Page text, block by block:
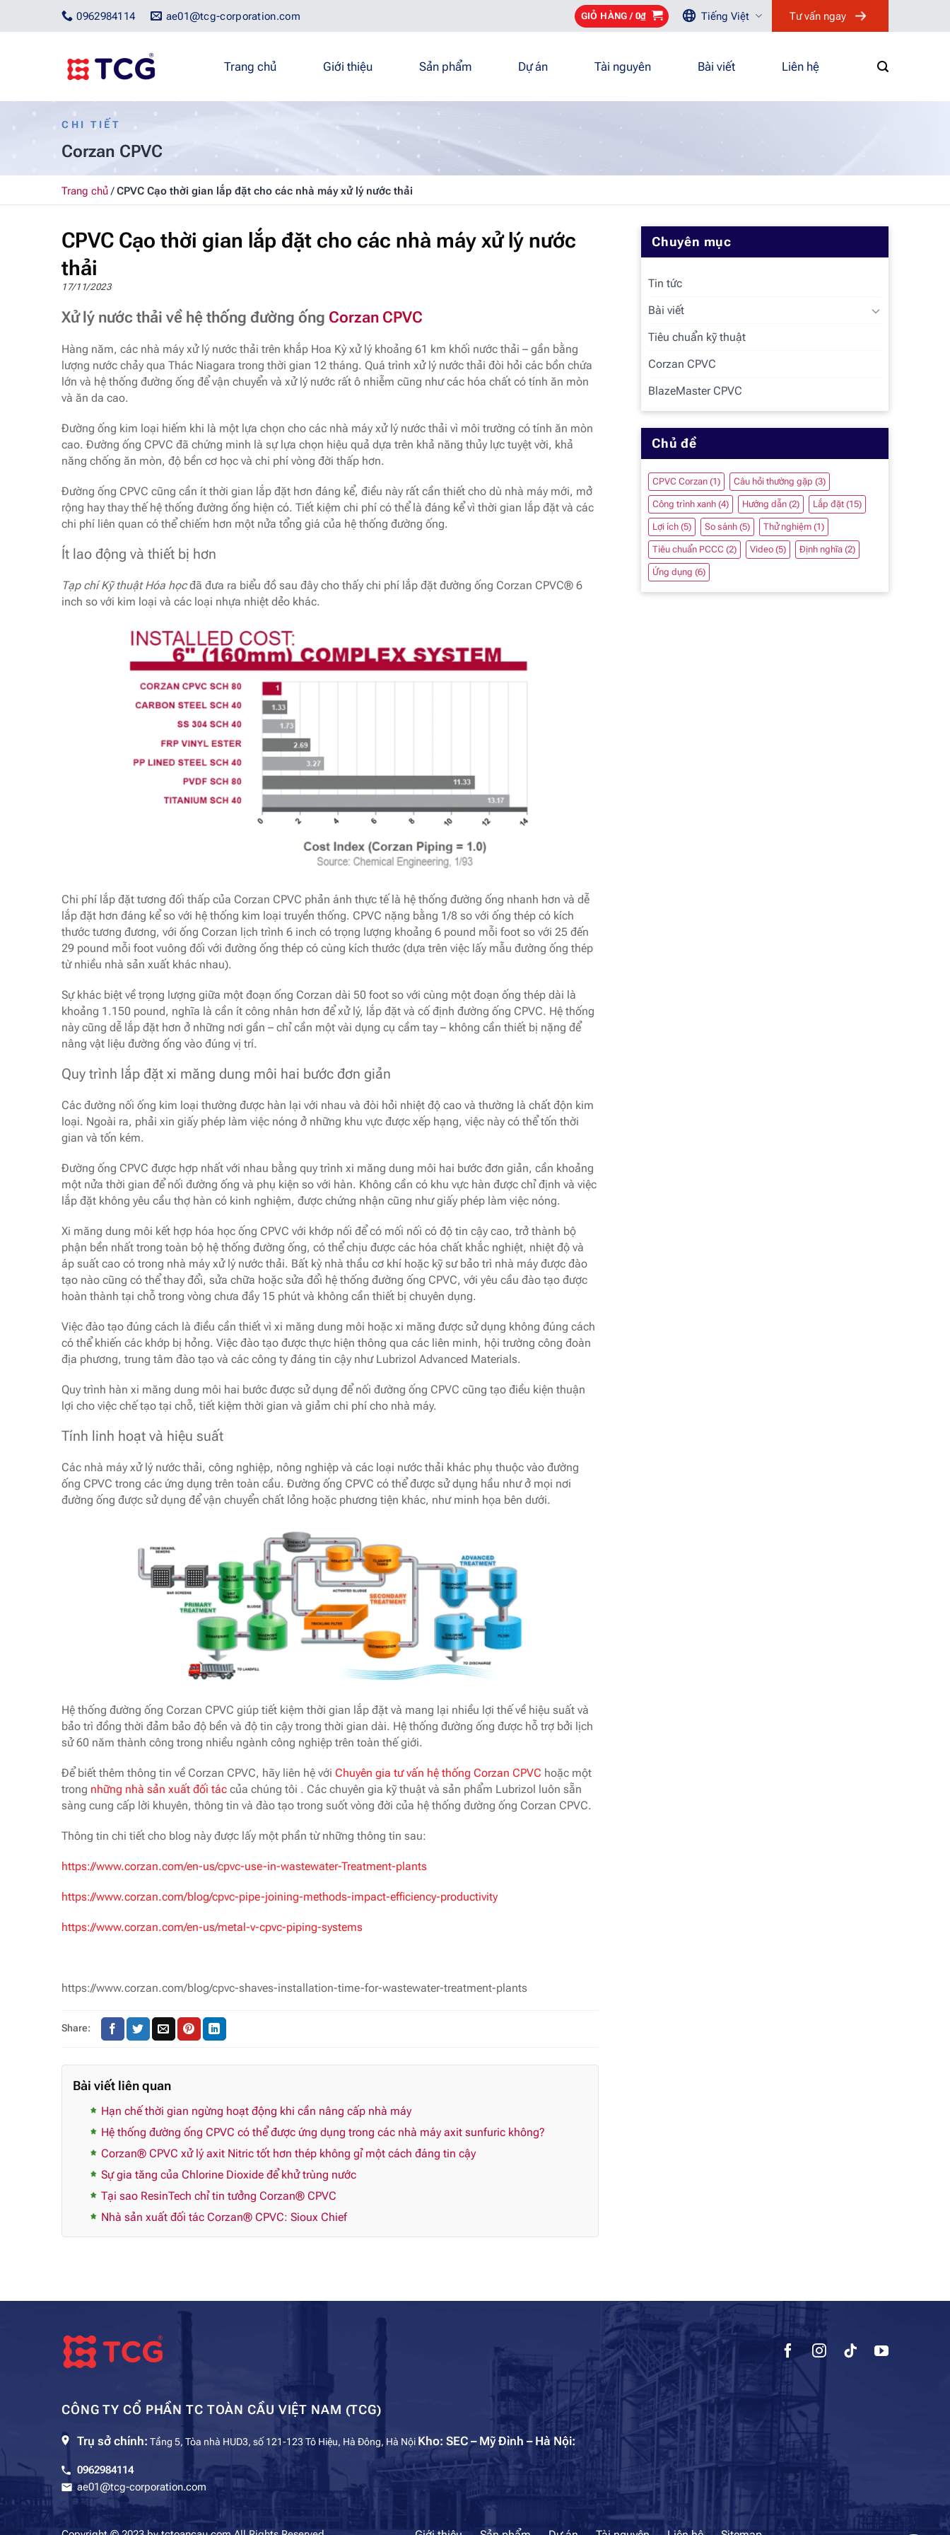
ae01@tcg-corporation.com
0962984114 GIỎ HÀNG / 0₫ Tiếng Việt Tư vấn ngay
Trang chủ Giới thiệu Sản phẩm Dự án Tài nguyên Bài viết Liên hệ
CHI TIẾT
Corzan CPVC
Trang chủ/CPVC Cạo thời gian lắp đặt cho các nhà máy xử lý nước thải
CPVC Cạo thời gian lắp đặt cho các nhà máy xử lý nước
thải
17/11/2023
Xử lý nước thải về hệ thống đường ống Corzan CPVC
Hàng năm, các nhà máy xử lý nước thải trên khắp Hoa Kỳ xử lý khoảng 61 km khối nước thải – gần bằng
lượng nước chảy qua Thác Niagara trong thời gian 12 tháng. Quá trình xử lý nước thải đòi hỏi các bồn chứa
lớn và hệ thống đường ống để vận chuyển và xử lý nước rất ô nhiễm cũng như các hóa chất có tính ăn mòn
và ăn da cao.
Đường ống kim loại hiếm khi là một lựa chọn cho các nhà máy xử lý nước thải vì môi trường có tính ăn mòn
cao. Đường ống CPVC đã chứng minh là sự lựa chọn hiệu quả dựa trên khả năng thủy lực tuyệt vời, khả
năng chống ăn mòn, độ bền cơ học và chi phí vòng đời thấp hơn.
Đường ống CPVC cũng cần ít thời gian lắp đặt hơn đáng kể, điều này rất cần thiết cho dù nhà máy mới, mở
rộng hay thay thế hệ thống đường ống hiện có. Tiết kiệm chi phí có thể là đáng kể vì thời gian lắp đặt và các
chi phí liên quan có thể chiếm hơn một nửa tổng giá của hệ thống đường ống.
Ít lao động và thiết bị hơn
Tạp chí Kỹ thuật Hóa họcđã đưa ra biểu đồ sau đây cho thấy chi phí lắp đặt đường ống Corzan CPVC® 6
inch so với kim loại và các loại nhựa nhiệt dẻo khác.
Chi phí lắp đặt tương đối thấp của Corzan CPVC phản ánh thực tế là hệ thống đường ống nhanh hơn và dễ
lắp đặt hơn đáng kể so với hệ thống kim loại truyền thống. CPVC nặng bằng 1/8 so với ống thép có kích
thước tương đương, với ống Corzan lịch trình 6 inch có trọng lượng khoảng 6 pound mỗi foot so với 25 đến
29 pound mỗi foot vuông đối với đường ống thép có cùng kích thước (dựa trên việc lấy mẫu đường ống thép
từ nhiều nhà sản xuất khác nhau).
Sự khác biệt về trọng lượng giữa một đoạn ống Corzan dài 50 foot so với cùng một đoạn ống thép dài là
khoảng 1.150 pound, nghĩa là cần ít công nhân hơn để xử lý, lắp đặt và cố định đường ống CPVC. Hệ thống
này cũng dễ lắp đặt hơn ở những nơi gần – chỉ cần một vài dụng cụ cầm tay – không cần thiết bị nặng để
nâng vật liệu đường ống vào đúng vị trí.
Quy trình lắp đặt xi măng dung môi hai bước đơn giản
Các đường nối ống kim loại thường được hàn lại với nhau và đòi hỏi nhiệt độ cao và thường là chất độn kim
loại. Ngoài ra, phải xin giấy phép làm việc nóng ở những khu vực được xếp hạng, việc này có thể tốn thời
gian và tốn kém.
Đường ống CPVC được hợp nhất với nhau bằng quy trình xi măng dung môi hai bước đơn giản, cần khoảng
một nửa thời gian để nối đường ống và phụ kiện so với hàn. Không cần có khu vực hàn được chỉ định và việc
lắp đặt không yêu cầu thợ hàn có kinh nghiệm, được chứng nhận cũng như giấy phép làm việc nóng.
Xi măng dung môi kết hợp hóa học ống CPVC với khớp nối để có mối nối có độ tin cậy cao, trở thành bộ
phận bền nhất trong toàn bộ hệ thống đường ống, có thể chịu được các hóa chất khắc nghiệt, nhiệt độ và
áp suất cao có trong nhà máy xử lý nước thải. Bất kỳ nhà thầu cơ khí hoặc kỹ sư bảo trì nhà máy được đào
tạo nào cũng có thể thay đổi, sửa chữa hoặc sửa đổi hệ thống đường ống CPVC, với yêu cầu đào tạo được
hoàn thành tại chỗ trong vòng chưa đầy 15 phút và không cần thiết bị chuyên dụng.
Việc đào tạo đúng cách là điều cần thiết vì xi măng dung môi hoặc xi măng được sử dụng không đúng cách
có thể khiến các khớp bị hỏng. Việc đào tạo được thực hiện thông qua các liên minh, hội trường công đoàn
địa phương, trung tâm đào tạo và các công ty đáng tin cậy như Lubrizol Advanced Materials.
Quy trình hàn xi măng dung môi hai bước được sử dụng để nối đường ống CPVC cũng tạo điều kiện thuận
lợi cho việc chế tạo tại chỗ, tiết kiệm thời gian và giảm chi phí cho nhà máy.
Tính linh hoạt và hiệu suất
Các nhà máy xử lý nước thải, công nghiệp, nông nghiệp và các loại nước thải khác phụ thuộc vào đường
ống CPVC trong các ứng dụng trên toàn cầu. Đường ống CPVC có thể được sử dụng hầu như ở mọi nơi
đường ống được sử dụng để vận chuyển chất lỏng hoặc phương tiện khác, như minh họa bên dưới.
Hệ thống đường ống Corzan CPVC giúp tiết kiệm thời gian lắp đặt và mang lại nhiều lợi thế về hiệu suất và
bảo trì đồng thời đảm bảo độ bền và độ tin cậy trong thời gian dài. Hệ thống đường ống được hỗ trợ bởi lịch
sử 60 năm thành công trong nhiều ngành công nghiệp trên toàn thế giới.
Để biết thêm thông tin về Corzan CPVC, hãy liên hệ với Chuyên gia tư vấn hệ thống Corzan CPVC hoặc một
trong những nhà sản xuất đối tác của chúng tôi . Các chuyên gia kỹ thuật và sản phẩm Lubrizol luôn sẵn
sàng cung cấp lời khuyên, thông tin và đào tạo trong suốt vòng đời của hệ thống đường ống Corzan CPVC.
Thông tin chi tiết cho blog này được lấy một phần từ những thông tin sau:
https://www.corzan.com/en-us/cpvc-use-in-wastewater-Treatment-plants
https://www.corzan.com/blog/cpvc-pipe-joining-methods-impact-efficiency-productivity
https://www.corzan.com/en-us/metal-v-cpvc-piping-systems
https://www.corzan.com/blog/cpvc-shaves-installation-time-for-wastewater-treatment-plants
Share:
Bài viết liên quan
Hạn chế thời gian ngừng hoạt động khi cần nâng cấp nhà máy
Hệ thống đường ống CPVC có thể được ứng dụng trong các nhà máy axit sunfuric không?
Corzan® CPVC xử lý axit Nitric tốt hơn thép không gỉ một cách đáng tin cậy
Sự gia tăng của Chlorine Dioxide để khử trùng nước
Tại sao ResinTech chỉ tin tưởng Corzan® CPVC
Nhà sản xuất đối tác Corzan® CPVC: Sioux Chief
Chuyên mục
Tin tức
Bài viết
Tiêu chuẩn kỹ thuật
Corzan CPVC
BlazeMaster CPVC
Chủ đề
CPVC Corzan (1) Câu hỏi thường gặp (3)
Công trình xanh (4) Hướng dẫn (2) Lắp đặt (15)
Lợi ích (5) So sánh (5) Thử nghiệm (1)
Tiêu chuẩn PCCC (2) Video (5) Định nghĩa (2)
Ứng dụng (6)
CÔNG TY CỔ PHẦN TC TOÀN CẦU VIỆT NAM (TCG)
Trụ sở chính: Tầng 5, Tòa nhà HUD3, số 121-123 Tô Hiệu, Hà Đông, Hà Nội Kho: SEC – Mỹ Đình – Hà Nội:
0962984114
ae01@tcg-corporation.com